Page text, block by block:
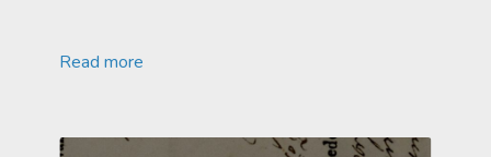
Read more